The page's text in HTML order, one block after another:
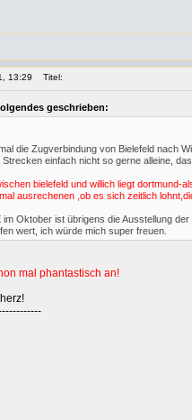
13:29 Titel:
geschrieben:
die Zugverbindung von Bielefeld nach
einfach nicht so gerne alleine,
bielefeld und willich liegt
ausrechenen ,ob es sich zeitlich
im Oktober ist übrigens die Ausstellung
wert, ich würde mich super freuen.
mal phantastisch an!